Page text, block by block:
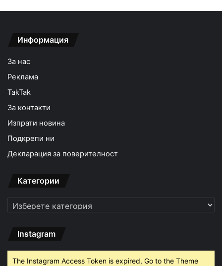
Информация
За нас
Реклама
TakTak
За контакти
Изпрати новина
Подкрепи ни
Декларация за поверителност
Категории
Категории
Instagram
The Instagram Access Token is expired, Go to the Theme